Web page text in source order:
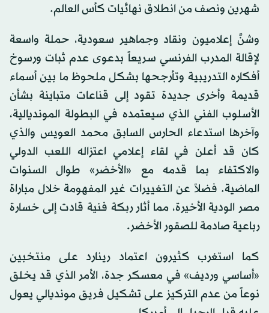
شهرين ونصف من انطلاق نهائيات كأس العالم.
وشنَّ إعلاميون ونقاد وجماهير سعودية، حملة واسعة
لإقالة المدرب الفرنسي سريعاً بدعوى عدم ثبات ورسوخ
أفكاره التدريبية وتأرجحها بشكل ملحوظ ما بين أسماء
قديمة وأخرى جديدة تقود إلى قناعات متباينة بشأن
الأسلوب الفني الذي سيعتمده في البطولة المونديالية،
وآخرها استدعاء الحارس السابق محمد العويس والذي
كان قد أعلن في لقاء إعلامي اعتزاله اللعب الدولي
والاكتفاء بما قدمه مع «الأخضر» طوال السنوات
الماضية. فضلاً عن التغييرات غير المفهومة خلال مباراة
مصر الودية الأخيرة، مما أثار ربكة فنية قادت إلى خسارة
رباعية صادمة للصقور الأخضر.
كما استغرب كثيرون اعتماد رينارد على منتخبين
«أساسي ورديف» في معسكر جدة، الأمر الذي قد يخلق
نوعاً من عدم التركيز على تشكيل فريق مونديالي يعول